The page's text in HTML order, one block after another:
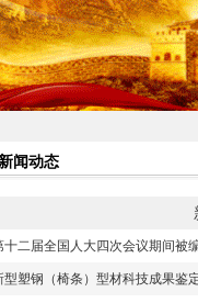
新闻动态
十二届全国人大四次会议期间被
型塑钢（椅条）型材科技成果鉴